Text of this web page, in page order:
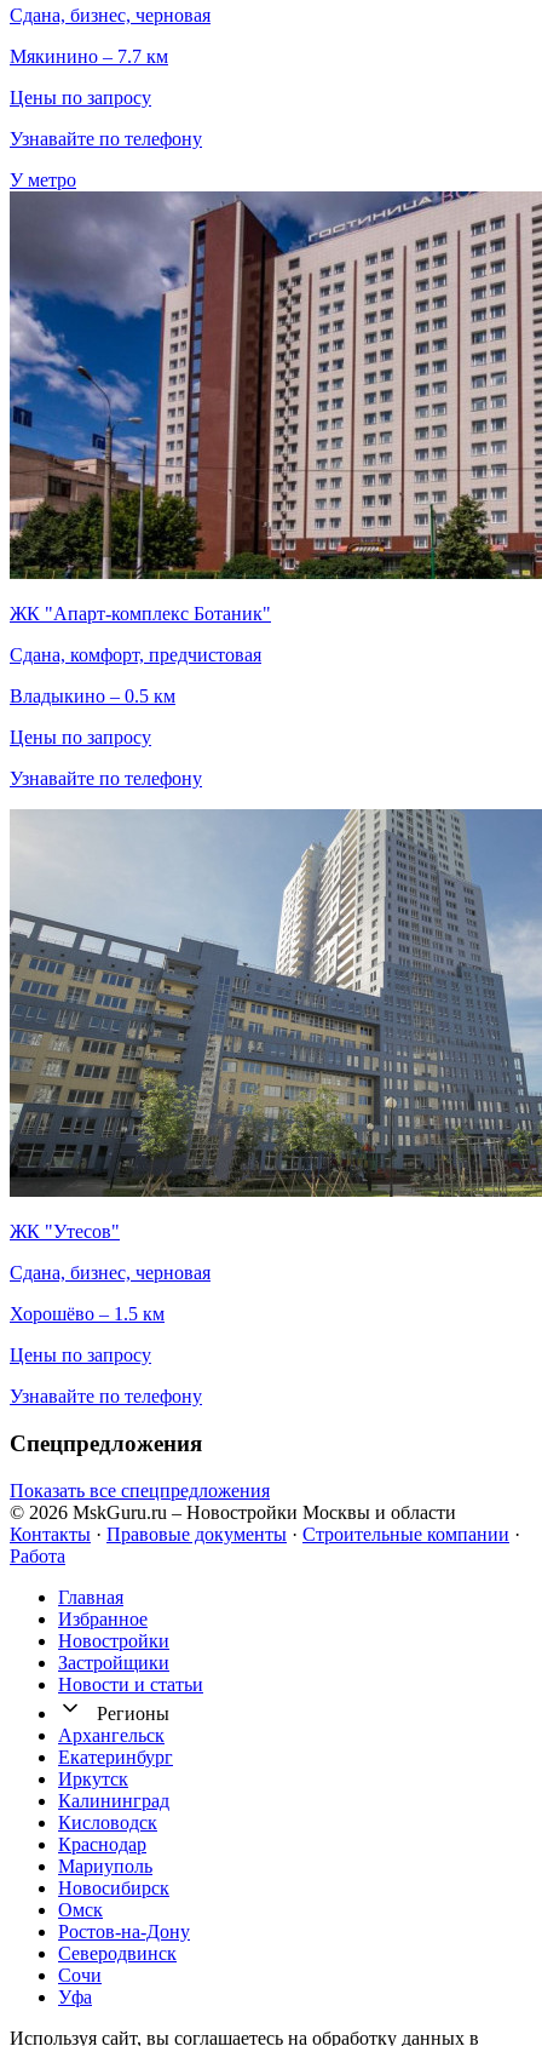
Сдана, бизнес, черновая
Мякинино – 7.7 км
Цены по запросу
Узнавайте по телефону
У метро
ЖК "Апарт-комплекс Ботаник"
Сдана, комфорт, предчистовая
Владыкино – 0.5 км
Цены по запросу
Узнавайте по телефону
ЖК "Утесов"
Сдана, бизнес, черновая
Хорошёво – 1.5 км
Цены по запросу
Узнавайте по телефону
Спецпредложения
Показать все спецпредложения
© 2026 MskGuru.ru – Новостройки Москвы и области
Контакты · Правовые документы · Строительные компании ·
Работа
Главная
Избранное
Новостр ойки
Застройщики
Новости и статьи
Регионы
Архангельск
Екатеринбург
Иркутск
Калининград
Кисловодск
Краснодар
Мариуполь
Новосибирск
Омск
Ростов-на-Дону
Северодвинск
Сочи
Уфа
Используя сайт, вы соглашаетесь на обработку данных в